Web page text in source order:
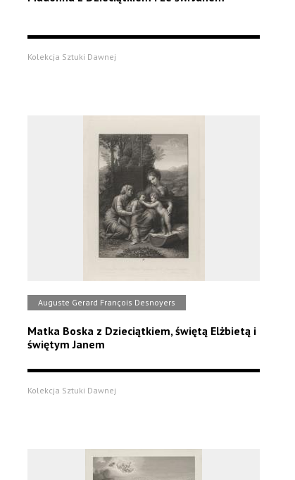
Kolekcja Sztuki Dawnej
Auguste Gerard François Desnoyers
Matka Boska z Dzieciątkiem, świętą Elżbietą i
świętym Janem
Kolekcja Sztuki Dawnej